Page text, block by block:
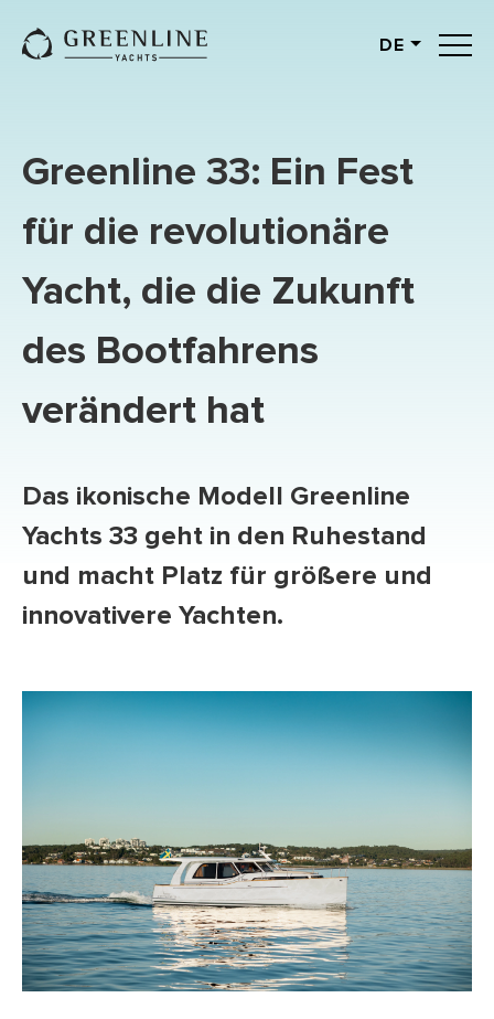
DE
French
Slovenian
Turkish
Greenline 33: Ein Fest
für die revolutionäre
Yacht, die die Zukunft
des Bootfahrens
verändert hat
Das ikonische Modell Greenline
Yachts 33 geht in den Ruhestand
und macht Platz für größere und
innovativere Yachten.